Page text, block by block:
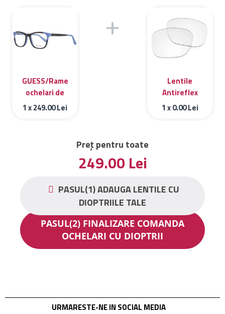
GUESS/Rame
ochelari de
vedere GUESS
1 x249.00Lei
+
Lentile
Antireflex
PASUL(1) ADAUGA LENTILE CU
DIOPTRIILE TALE
1 x0.00Lei
Preț pentru toate
249.00 Lei
PASUL(2) FINALIZARE COMANDA
OCHELARI CU DIOPTRII
URMARESTE-NE IN SOCIAL MEDIA